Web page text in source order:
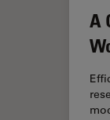
A